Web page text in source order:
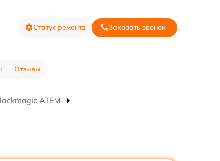
Статус ремонта Заказать звонок
Отзывы
ATEM